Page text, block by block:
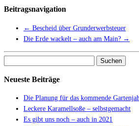
Beitragsnavigation
← Bescheid über Grunderwerbsteuer
Die Erde wackelt – auch am Main? →
Neueste Beiträge
Die Planung für das kommende
Leckere Karamellsoße – selbstgemacht
Es gibt uns noch – auch in 2021